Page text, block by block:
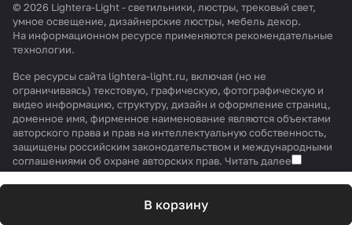
В корзину
© 2026 Lightera-Light - светильники, люстры, трековый свет,
умное освещение, дизайнерские люстры, мебель декор.
На информационном ресурсе применяются рекомендательные
технологии.
Все ресурсы сайта lightera-light.ru, включая (но не
ограничиваясь) текстовую, графическую, фотографическую и
видео информацию, структуру, дизайн и оформление страниц,
доменное имя, фирменное наименование являются объектами
авторского права и прав на интеллектуальную собственность,
защищены российским законодательством и международными
соглашениями об охране авторских прав. Читать далее